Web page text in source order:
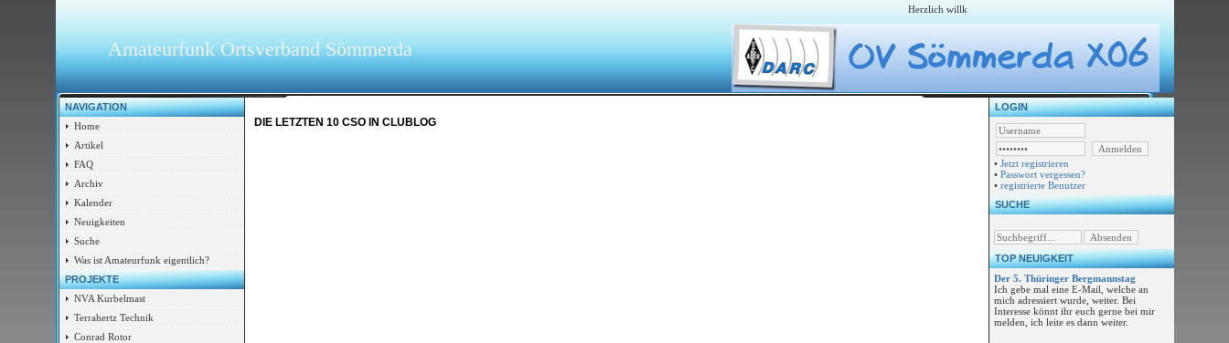
Herzlich willkommen auf der Webseite vom Ortsverband Sömmerda X06
Amateurfunk Ortsverband Sömmerda
NAVIGATION
Home
Artikel
FAQ
Archiv
Kalender
Neuigkeiten
Suche
Was ist Amateurfunk eigentlich?
PROJEKTE
NVA Kurbelmast
Terrahertz Technik
Conrad Rotor
DIE LETZTEN 10 CSO IN CLUBLOG
LOGIN
• Jetzt registrieren
• Passwort vergessen?
• registrierte Benutzer
SUCHE
TOP NEUIGKEIT
Der 5. Thüringer Bergmannstag
Ich gebe mal eine E-Mail, welche an
mich adressiert wurde, weiter. Bei
Interesse könnt ihr euch gerne bei mir
melden, ich leite es dann weiter.